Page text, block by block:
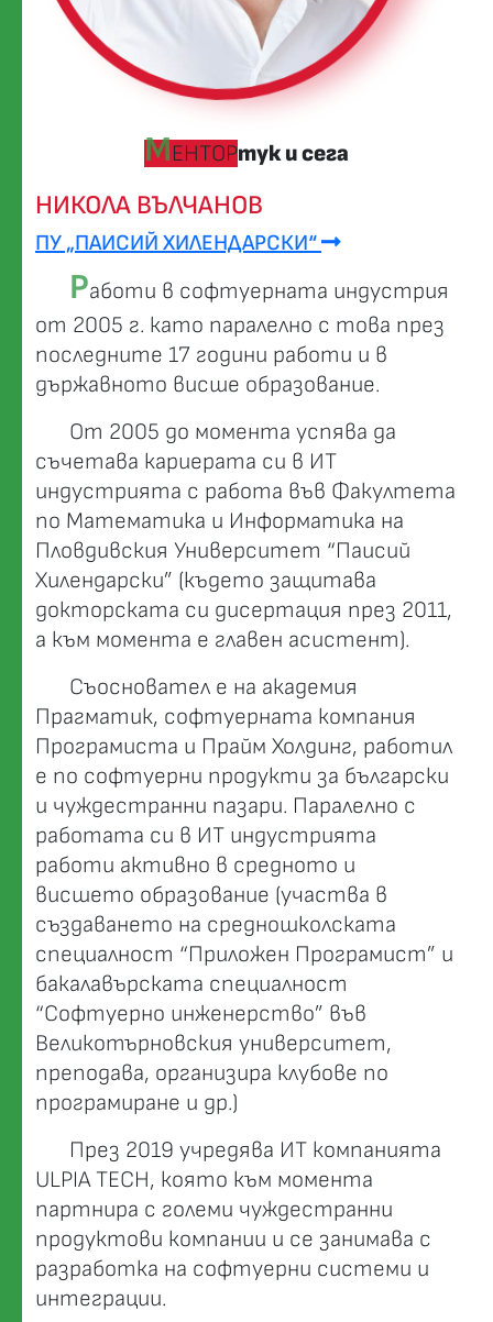
МЕНТОРтук и сега
НИКОЛА ВЪЛЧАНОВ
ПУ „ПАИСИЙ ХИЛЕНДАРСКИ“
Работи в софтуерната индустрия
от 2005 г. като паралелно с това през
последните 17 години работи и в
държавното висше образование.
От 2005 до момента успява да
съчетава кариерата си в ИТ
индустрията с работа във Факултета
по Математика и Информатика на
Пловдивския Университет “Паисий
Хилендарски” (където защитава
докторската си дисертация през 2011,
а към момента е главен асистент).
Съосновател е на академия
Прагматик, софтуерната компания
Програмиста и Прайм Холдинг, работил
е по софтуерни продукти за български
и чуждестранни пазари. Паралелно с
работата си в ИТ индустрията
работи активно в средното и
висшето образование (участва в
създаването на средношколската
специалност “Приложен Програмист” и
бакалавърската специалност
“Софтуерно инженерство” във
Великотърновския университет,
преподава, организира клубове по
програмиране и др.)
През 2019 учредява ИТ компанията
ULPIA TECH, която към момента
партнира с големи чуждестранни
продуктови компании и се занимава с
разработка на софтуерни системи и
интеграции.